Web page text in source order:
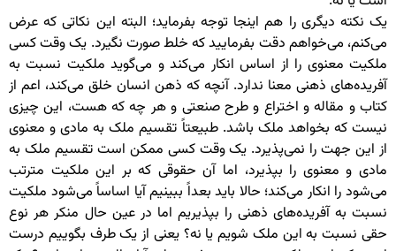
یک نکته دیگری را هم اینجا توجه بفرماید؛ البته این نکاتی که عرض
می‌کنم، می‌خواهم دقت بفرمایید که خلط صورت نگیرد. یک وقت کسی
ملکیت معنوی را از اساس انکار می‌کند و می‌گوید ملکیت نسبت به
آفریده‌های ذهنی معنا ندارد. آنچه که ذهن انسان خلق می‌کند، اعم از
کتاب و مقاله و اختراع و طرح صنعتی و هر چه که هست، این چیزی
نیست که بخواهد ملک باشد. طبیعتاً تقسیم ملک به مادی و معنوی
از این جهت را نمی‌پذیرد. یک وقت کسی ممکن است تقسیم ملک به
مادی و معنوی را بپذیرد، اما آن حقوقی که بر این ملکیت مترتب
می‌شود را انکار می‌کند؛ حالا باید بعداً ببینیم آیا اساساً می‌شود ملکیت
نسبت به آفریده‌های ذهنی را بپذیریم اما در عین حال منکر هر نوع
حقی نسبت به این ملک شویم یا نه؟ یعنی از یک طرف بگوییم درست